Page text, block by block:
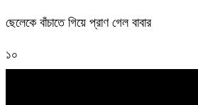
ছেলেকে বাঁচাতে গিয়ে প্রাণ গেল বাবার
১০